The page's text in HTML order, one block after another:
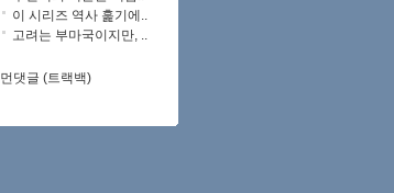
이 시리즈 역사 훑기에..
고려는 부마국이지만, ..
먼댓글 (트랙백)